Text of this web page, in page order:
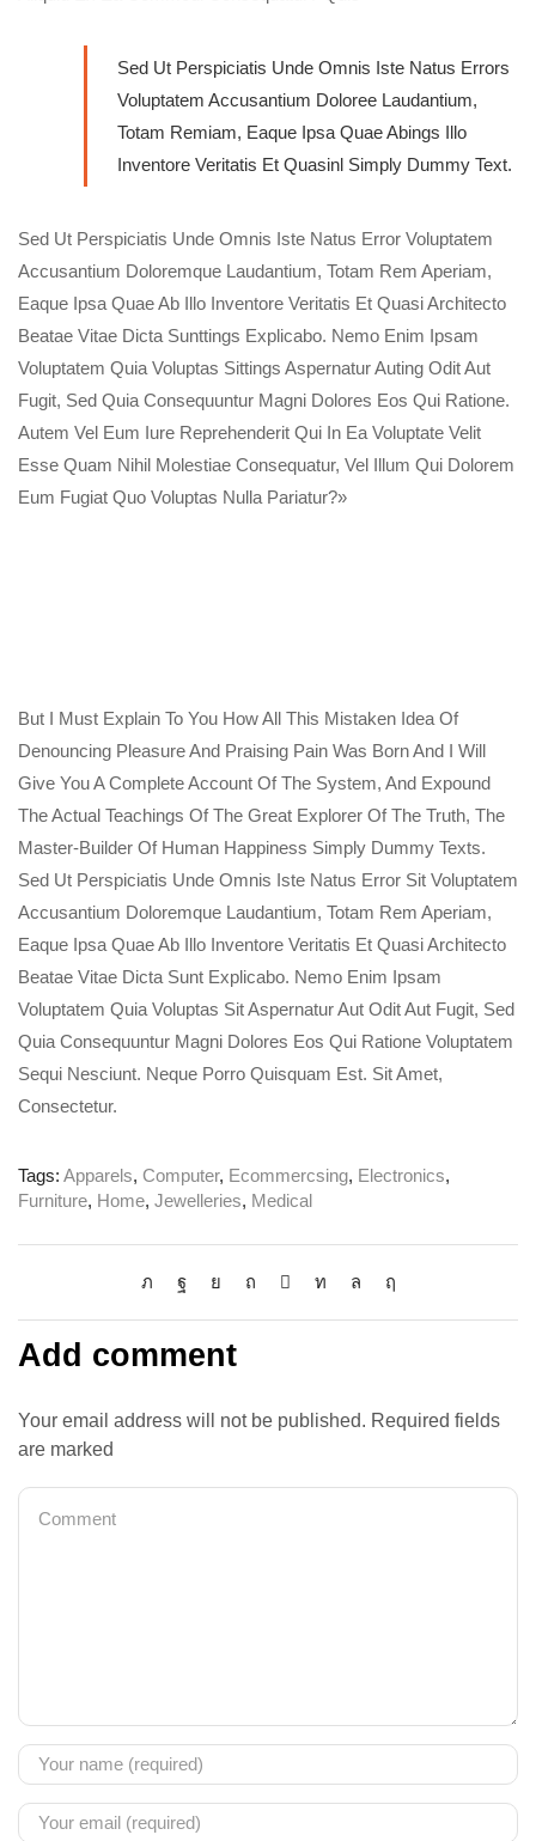
Sed Ut Perspiciatis Unde Omnis Iste Natus Errors
Voluptatem Accusantium Doloree Laudantium,
Totam Remiam, Eaque Ipsa Quae Abings Illo
Inventore Veritatis Et Quasinl Simply Dummy Text.
Sed Ut Perspiciatis Unde Omnis Iste Natus Error Voluptatem
Accusantium Doloremque Laudantium, Totam Rem Aperiam,
Eaque Ipsa Quae Ab Illo Inventore Veritatis Et Quasi Architecto
Beatae Vitae Dicta Sunttings Explicabo. Nemo Enim Ipsam
Voluptatem Quia Voluptas Sittings Aspernatur Auting Odit Aut
Fugit, Sed Quia Consequuntur Magni Dolores Eos Qui Ratione.
Autem Vel Eum Iure Reprehenderit Qui In Ea Voluptate Velit
Esse Quam Nihil Molestiae Consequatur, Vel Illum Qui Dolorem
Eum Fugiat Quo Voluptas Nulla Pariatur?»
But I Must Explain To You How All This Mistaken Idea Of
Denouncing Pleasure And Praising Pain Was Born And I Will
Give You A Complete Account Of The System, And Expound
The Actual Teachings Of The Great Explorer Of The Truth, The
Master-Builder Of Human Happiness Simply Dummy Texts.
Sed Ut Perspiciatis Unde Omnis Iste Natus Error Sit Voluptatem
Accusantium Doloremque Laudantium, Totam Rem Aperiam,
Eaque Ipsa Quae Ab Illo Inventore Veritatis Et Quasi Architecto
Beatae Vitae Dicta Sunt Explicabo. Nemo Enim Ipsam
Voluptatem Quia Voluptas Sit Aspernatur Aut Odit Aut Fugit, Sed
Quia Consequuntur Magni Dolores Eos Qui Ratione Voluptatem
Sequi Nesciunt. Neque Porro Quisquam Est. Sit Amet,
Consectetur.
Tags: Apparels, Computer, Ecommercsing, Electronics,
Furniture, Home, Jewelleries, Medical
Add comment
Your email address will not be published. Required fields
are marked